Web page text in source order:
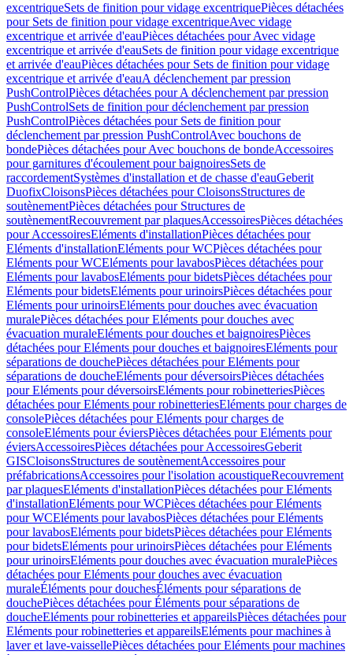
excentriqueSets de finition pour vidage excentriquePièces détachées
pour Sets de finition pour vidage excentriqueAvec vidage
excentrique et arrivée d'eauPièces détachées pour Avec vidage
excentrique et arrivée d'eauSets de finition pour vidage excentrique
et arrivée d'eauPièces détachées pour Sets de finition pour vidage
excentrique et arrivée d'eauA déclenchement par pression
PushControlPièces détachées pour A déclenchement par pression
PushControlSets de finition pour déclenchement par pression
PushControlPièces détachées pour Sets de finition pour
déclenchement par pression PushControlAvec bouchons de
bondePièces détachées pour Avec bouchons de bondeAccessoires
pour garnitures d'écoulement pour baignoiresSets de
raccordementSystèmes d'installation et de chasse d'eauGeberit
DuofixCloisonsPièces détachées pour CloisonsStructures de
soutènementPièces détachées pour Structures de
soutènementRecouvrement par plaquesAccessoiresPièces détachées
pour AccessoiresEléments d'installationPièces détachées pour
Eléments d'installationEléments pour WCPièces détachées pour
Eléments pour WCEléments pour lavabosPièces détachées pour
Eléments pour lavabosEléments pour bidetsPièces détachées pour
Eléments pour bidetsEléments pour urinoirsPièces détachées pour
Eléments pour urinoirsEléments pour douches avec évacuation
muralePièces détachées pour Eléments pour douches avec
évacuation muraleEléments pour douches et baignoiresPièces
détachées pour Eléments pour douches et baignoiresEléments pour
séparations de douchePièces détachées pour Eléments pour
séparations de doucheEléments pour déversoirsPièces détachées
pour Eléments pour déversoirsEléments pour robinetteriesPièces
détachées pour Eléments pour robinetteriesEléments pour charges de
consolePièces détachées pour Eléments pour charges de
consoleEléments pour éviersPièces détachées pour Eléments pour
éviersAccessoiresPièces détachées pour AccessoiresGeberit
GISCloisonsStructures de soutènementAccessoires pour
préfabricationsAccessoires pour l'isolation acoustiqueRecouvrement
par plaquesEléments d'installationPièces détachées pour Eléments
d'installationEléments pour WCPièces détachées pour Eléments
pour WCEléments pour lavabosPièces détachées pour Eléments
pour lavabosEléments pour bidetsPièces détachées pour Eléments
pour bidetsEléments pour urinoirsPièces détachées pour Eléments
pour urinoirsEléments pour douches avec évacuation muralePièces
détachées pour Eléments pour douches avec évacuation
muraleÉléments pour douchesÉléments pour séparations de
douchePièces détachées pour Éléments pour séparations de
doucheEléments pour robinetteries et appareilsPièces détachées pour
Eléments pour robinetteries et appareilsEléments pour machines à
laver et lave-vaissellePièces détachées pour Eléments pour machines